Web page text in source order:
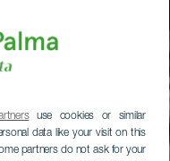
use cookies or similar
data like your visit on this
partners do not ask for your